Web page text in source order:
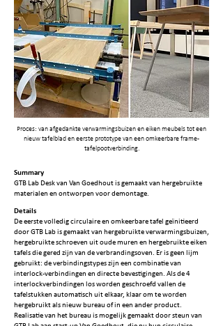
Proces: van afgedankte verwarmingsbuizen en eiken meubels tot een
nieuw tafelblad en eerste prototype van een omkeerbare frame-
tafelpootverbinding.
Summary
GTB Lab Desk van Van Goedhout is gemaakt van hergebruikte
materialen en ontworpen voor demontage.
Details
De eerste volledig circulaire en omkeerbare tafel geïnitieerd
door GTB Lab is gemaakt van hergebruikte verwarmingsbuizen,
hergebruikte schroeven uit oude muren en hergebruikte eiken
tafels die gered zijn van de verbrandingsoven. Er is geen lijm
gebruikt: de verbindingstypes zijn een combinatie van
interlock-verbindingen en directe bevestigingen. Als de 4
interlockverbindingen los worden geschroefd vallen de
tafelstukken automatisch uit elkaar, klaar om te worden
hergebruikt als nieuw bureau of in een ander product.
Realisatie van het bureau is mogelijk gemaakt door steun van